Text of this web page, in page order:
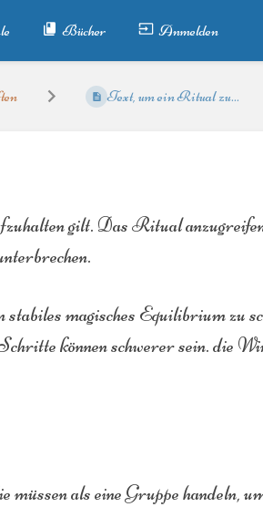
Bücher Anmelden
Text, um ein Ritual zu...
gilt. Das Ritual
magisches Equilibrium zu
können schwerer sein. die
als eine Gruppe handeln,